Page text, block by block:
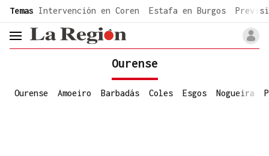
common.go-to-content
Temas Intervención en Coren Estafa en Burgos
header.menu.open
Ourense
Ourense Amoeiro Barbadás Coles Esgos Nogueira